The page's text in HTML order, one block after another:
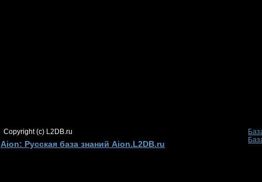
Copyright (c) L2DB.ru
Aion: Русская база знаний Aion.L2DB.ru